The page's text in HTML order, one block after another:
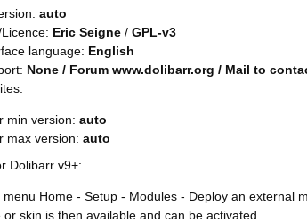
auto
Eric Seigne / GPL-v3
language: English
None / Forum www.dolibarr.org / Mail to
min version: auto
max version: auto
Dolibarr v9+:
menu Home - Setup - Modules - Deploy an external
or skin is then available and can be activated.